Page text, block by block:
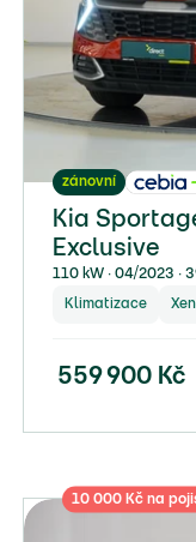
zánovní
Kia
Exclusive
110 kW ∙ 04/2023 ∙
Klimatizace
559 900 Kč
10 000 Kč na